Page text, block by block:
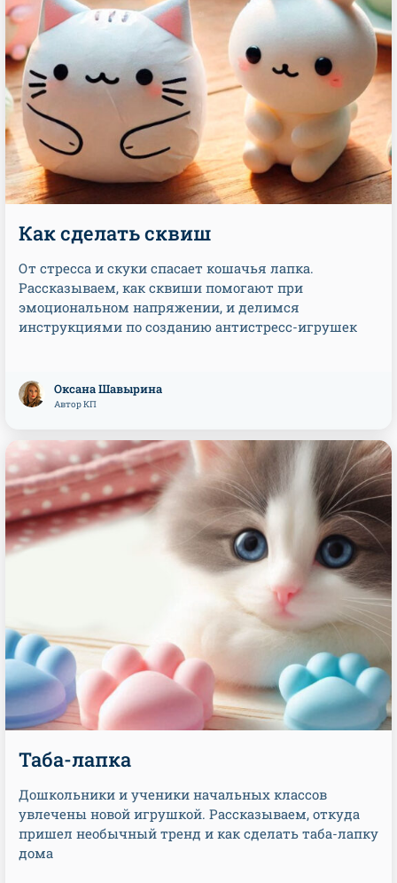
Как сделать сквиш
От стресса и скуки спасает кошачья лапка.
Рассказываем, как сквиши помогают при
эмоциональном напряжении, и делимся
инструкциями по созданию антистресс-игрушек
Оксана Шавырина
Автор КП
Таба-лапка
Дошкольники и ученики начальных классов
увлечены новой игрушкой. Рассказываем, откуда
пришел необычный тренд и как сделать таба-лапку
дома